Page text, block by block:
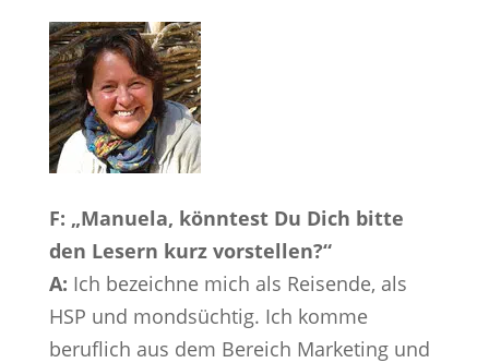
F: „Manuela, könntest Du Dich bitte
den Lesern kurz vorstellen?“
A: Ich bezeichne mich als Reisende, als
HSP und mondsüchtig. Ich komme
beruflich aus dem Bereich Marketing und